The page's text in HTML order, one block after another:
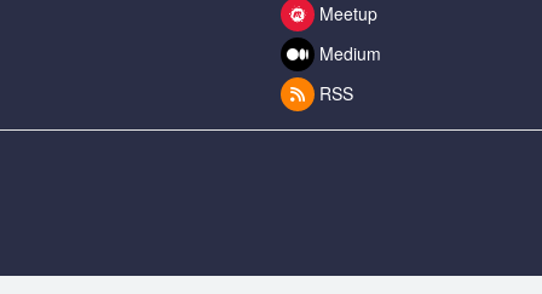
Meetup
Medium
RSS